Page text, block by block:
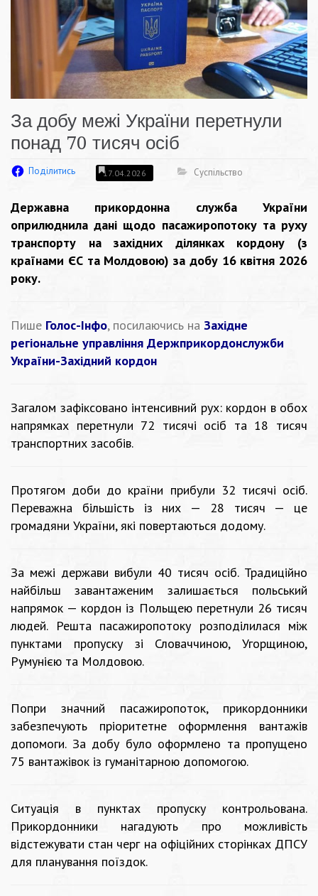
За добу межі України перетнули
понад 70 тисяч осіб
Поділитись 17.04.2026 Суспільство
Державна прикордонна служба України
оприлюднила дані щодо пасажиропотоку та руху
транспорту на західних ділянках кордону (з
країнами ЄС та Молдовою) за добу 16 квітня 2026
року.
Пише Голос-Інфо, посилаючись на Західне
регіональне управління Держприкордонслужби
України-Західний кордон
Загалом зафіксовано інтенсивний рух: кордон в обох
напрямках перетнули 72 тисячі осіб та 18 тисяч
транспортних засобів.
Протягом доби до країни прибули 32 тисячі осіб.
Переважна більшість із них — 28 тисяч — це
громадяни України, які повертаються додому.
За межі держави вибули 40 тисяч осіб. Традиційно
найбільш завантаженим залишається польський
напрямок — кордон із Польщею перетнули 26 тисяч
людей. Решта пасажиропотоку розподілилася між
пунктами пропуску зі Словаччиною, Угорщиною,
Румунією та Молдовою.
Попри значний пасажиропоток, прикордонники
забезпечують пріоритетне оформлення вантажів
допомоги. За добу було оформлено та пропущено
75 вантажівок із гуманітарною допомогою.
Ситуація в пунктах пропуску контрольована.
Прикордонники нагадують про можливість
відстежувати стан черг на офіційних сторінках ДПСУ
для планування поїздок.